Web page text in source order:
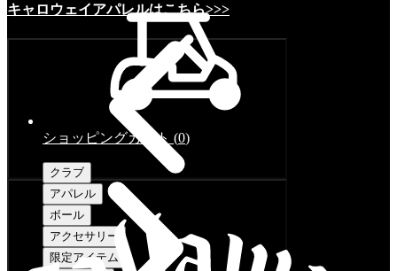
キャロウェイアパレルはこちら>>>
ショッピングカート (0)
クラブ
アパレル
ボール
アクセサリー
限定アイテム